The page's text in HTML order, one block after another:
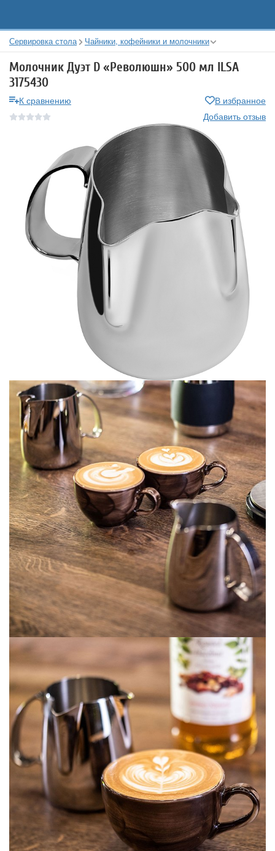
Сервировка стола Чайники, кофейники и молочники
Молочник Дуэт D «Революшн» 500 мл ILSA
3175430
К сравнению
В избранное
Добавить отзыв